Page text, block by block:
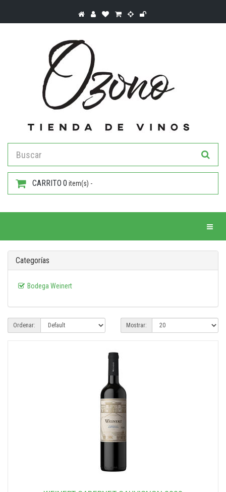
CARRITO 0 item(s) -
Categorías
Bodega Weinert
Ordenar: Mostrar: